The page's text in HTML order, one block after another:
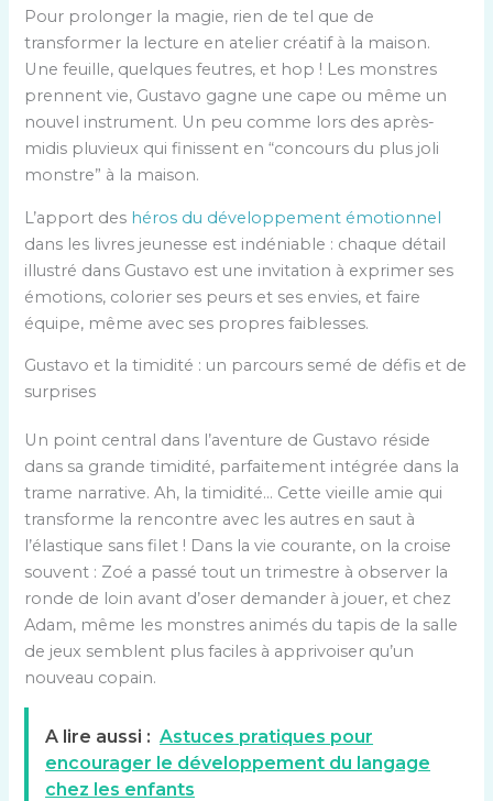
Pour prolonger la magie, rien de tel que de
transformer la lecture en atelier créatif à la maison.
Une feuille, quelques feutres, et hop ! Les monstres
prennent vie, Gustavo gagne une cape ou même un
nouvel instrument. Un peu comme lors des après-
midis pluvieux qui finissent en “concours du plus joli
monstre” à la maison.
L’apport des héros du développement émotionnel
dans les livres jeunesse est indéniable : chaque détail
illustré dans Gustavo est une invitation à exprimer ses
émotions, colorier ses peurs et ses envies, et faire
équipe, même avec ses propres faiblesses.
Gustavo et la timidité : un parcours semé de défis et de
surprises
Un point central dans l’aventure de Gustavo réside
dans sa grande timidité, parfaitement intégrée dans la
trame narrative. Ah, la timidité… Cette vieille amie qui
transforme la rencontre avec les autres en saut à
l’élastique sans filet ! Dans la vie courante, on la croise
souvent : Zoé a passé tout un trimestre à observer la
ronde de loin avant d’oser demander à jouer, et chez
Adam, même les monstres animés du tapis de la salle
de jeux semblent plus faciles à apprivoiser qu’un
nouveau copain.
A lire aussi : Astuces pratiques pour
encourager le développement du langage
chez les enfants